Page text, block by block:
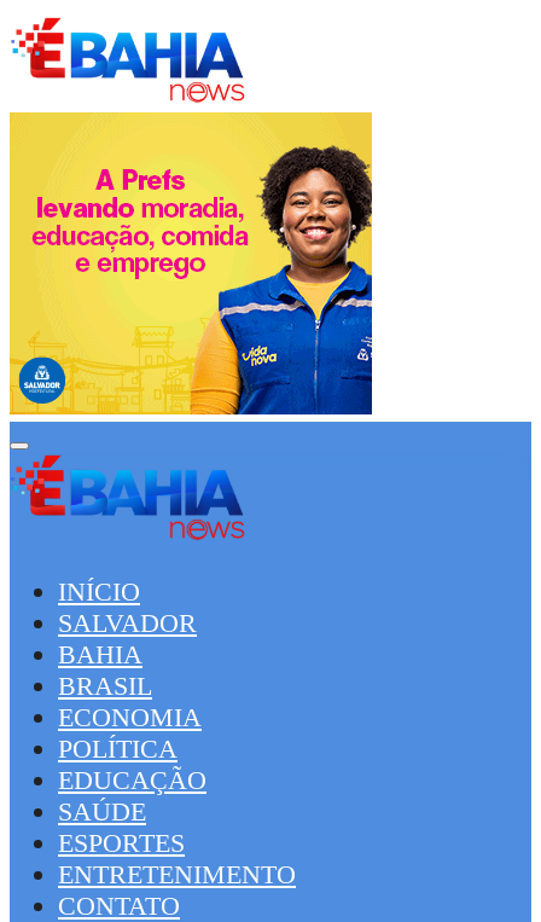
INÍCIO
SALVADOR
BAHIA
BRASIL
ECONOMIA
POLÍTICA
EDUCAÇÃO
SAÚDE
ESPORTES
ENTRETENIMENTO
CONTATO